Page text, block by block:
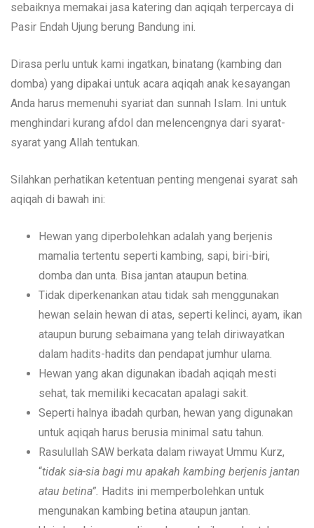
sebaiknya memakai jasa katering dan aqiqah terpercaya di
Pasir Endah Ujung berung Bandung ini.
Dirasa perlu untuk kami ingatkan, binatang (kambing dan
domba) yang dipakai untuk acara aqiqah anak kesayangan
Anda harus memenuhi syariat dan sunnah Islam. Ini untuk
menghindari kurang afdol dan melencengnya dari syarat-
syarat yang Allah tentukan.
Silahkan perhatikan ketentuan penting mengenai syarat sah
aqiqah di bawah ini:
Hewan yang diperbolehkan adalah yang berjenis
mamalia tertentu seperti kambing, sapi, biri-biri,
domba dan unta. Bisa jantan ataupun betina.
Tidak diperkenankan atau tidak sah menggunakan
hewan selain hewan di atas, seperti kelinci, ayam, ikan
ataupun burung sebaimana yang telah diriwayatkan
dalam hadits-hadits dan pendapat jumhur ulama.
Hewan yang akan digunakan ibadah aqiqah mesti
sehat, tak memiliki kecacatan apalagi sakit.
Seperti halnya ibadah qurban, hewan yang digunakan
untuk aqiqah harus berusia minimal satu tahun.
Rasulullah SAW berkata dalam riwayat Ummu Kurz,
“tidak sia-sia bagi mu apakah kambing berjenis jantan
atau betina”. Hadits ini memperbolehkan untuk
mengunakan kambing betina ataupun jantan.